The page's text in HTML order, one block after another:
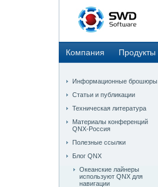
Компания Продукты
Информационные брошюры
Статьи и публикации
Техническая литература
Материалы конференций
QNX-Россия
Полезные ссылки
Блог QNX
Океанские лайнеры
используют QNX для
навигации